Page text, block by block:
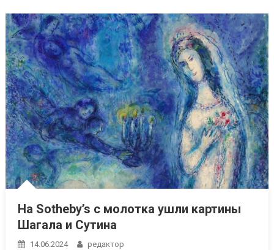
На Sotheby’s с молотка ушли картины
Шагала и Сутина
14.06.2024 редактор